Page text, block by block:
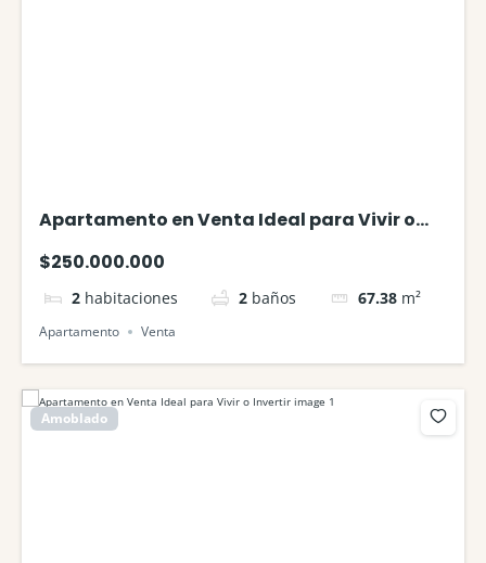
Apartamento en Venta Ideal para Vivir o
$250.000.000
2 habitaciones 2 baños 67.38 m²
Apartamento Venta
Amoblado